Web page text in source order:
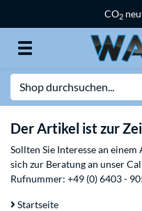
CO2
Der Artikel ist zur
Sollten Sie Interesse an
sich zur Beratung an unser
Rufnummer: +49 (0) 6403 -
Startseite